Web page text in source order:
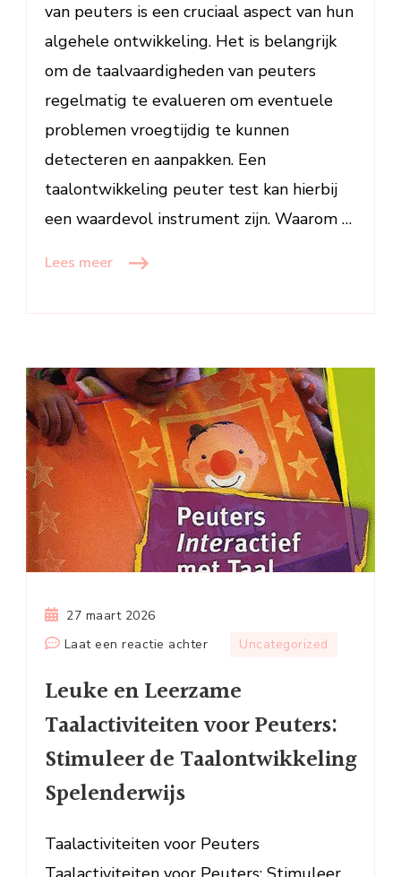
van peuters is een cruciaal aspect van hun
algehele ontwikkeling. Het is belangrijk
om de taalvaardigheden van peuters
regelmatig te evalueren om eventuele
problemen vroegtijdig te kunnen
detecteren en aanpakken. Een
taalontwikkeling peuter test kan hierbij
een waardevol instrument zijn. Waarom …
Lees meer
27 maart 2026
Laat een reactie achterop
en
Leerzame
Taalactiviteiten
voor
Taalontwikkeling
Uncategorized
Leuke en Leerzame
Taalactiviteiten voor Peuters:
Stimuleer de Taalontwikkeling
Spelenderwijs
Taalactiviteiten voor Peuters